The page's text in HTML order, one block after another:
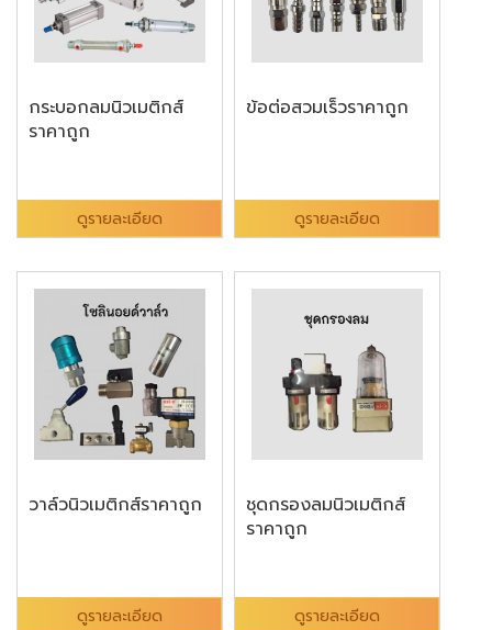
กระบอกลมนิวเมติกส์
ราคาถูก
ดูรายละเอียด
ข้อต่อสวมเร็วราคาถูก
ดูรายละเอียด
วาล์วนิวเมติกส์ราคาถูก
ดูรายละเอียด
ชุดกรองลมนิวเมติกส์
ราคาถูก
ดูรายละเอียด